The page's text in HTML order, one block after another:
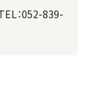
：052-839-